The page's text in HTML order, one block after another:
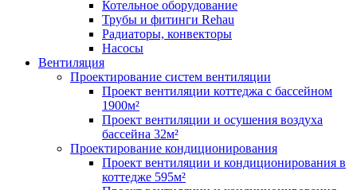
Котельное оборудование
Трубы и фитинги Rehau
Радиаторы, конвекторы
Насосы
Вентиляция
Проектирование систем вентиляции
Проект вентиляции коттеджа с бассейном
1900м²
Проект вентиляции и осушения воздуха
бассейна 32м²
Проектирование кондиционирования
Проект вентиляции и кондиционирования в
коттедже 595м²